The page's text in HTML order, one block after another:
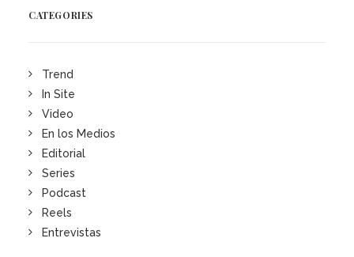
CATEGORIES
Trend
In Site
Video
En los Medios
Editorial
Series
Podcast
Reels
Entrevistas